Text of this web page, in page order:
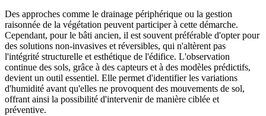
Des approches comme le drainage périphérique ou la gestion
raisonnée de la végétation peuvent participer à cette démarche.
Cependant, pour le bâti ancien, il est souvent préférable d'opter pour
des solutions non-invasives et réversibles, qui n'altèrent pas
l'intégrité structurelle et esthétique de l'édifice. L'observation
continue des sols, grâce à des capteurs et à des modèles prédictifs,
devient un outil essentiel. Elle permet d'identifier les variations
d'humidité avant qu'elles ne provoquent des mouvements de sol,
offrant ainsi la possibilité d'intervenir de manière ciblée et
préventive.